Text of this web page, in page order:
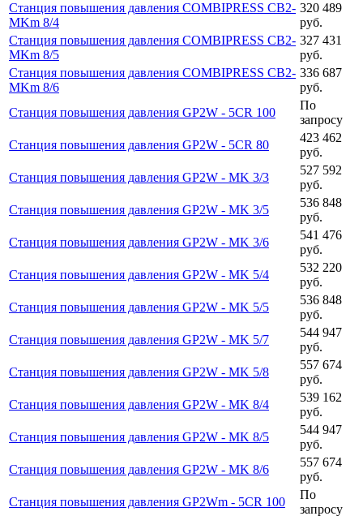
Станция повышения давления COMBIPRESS CB2-
MKm 8/4
320 489
руб.
Станция повышения давления COMBIPRESS CB2-
MKm 8/5
327 431
руб.
Станция повышения давления COMBIPRESS CB2-
MKm 8/6
336 687
руб.
Станция повышения давления GP2W - 5CR 100
По
запросу
Станция повышения давления GP2W - 5CR 80
423 462
руб.
Станция повышения давления GP2W - MK 3/3
527 592
руб.
Станция повышения давления GP2W - MK 3/5
536 848
руб.
Станция повышения давления GP2W - MK 3/6
541 476
руб.
Станция повышения давления GP2W - MK 5/4
532 220
руб.
Станция повышения давления GP2W - MK 5/5
536 848
руб.
Станция повышения давления GP2W - MK 5/7
544 947
руб.
Станция повышения давления GP2W - MK 5/8
557 674
руб.
Станция повышения давления GP2W - MK 8/4
539 162
руб.
Станция повышения давления GP2W - MK 8/5
544 947
руб.
Станция повышения давления GP2W - MK 8/6
557 674
руб.
Станция повышения давления GP2Wm - 5CR 100
По
запросу